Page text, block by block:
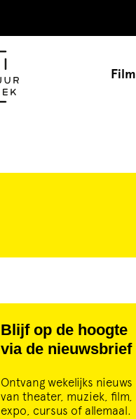
Film
Blijf op de hoogte
via de nieuwsbrief
Ontvang wekelijks nieuws
van theater, muziek, film,
expo, cursus of allemaal.